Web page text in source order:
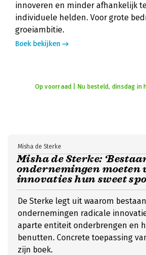
innoveren en minder afhankelijk
individuele helden. Voor grote
groeiambitie.
Boek bekijken
Op voorraad | Nu besteld, dinsdag in
Misha de Sterke:
ondernemingen moeten
innovaties hun sweet
Misha de Sterke
De Sterke legt uit waarom
ondernemingen radicale
aparte entiteit onderbrengen en
benutten. Concrete toepassing
zijn boek.